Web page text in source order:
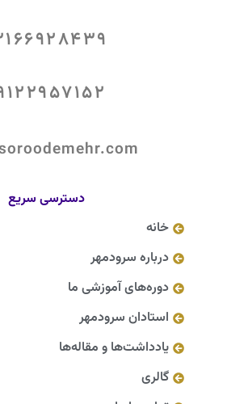
دسترسی سریع
خانه
درباره سرودمهر
دوره‌های آموزشی ما
استادان سرودمهر
یادداشت‌ها و مقاله‌ها
گالری